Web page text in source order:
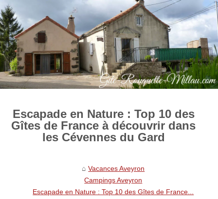
Escapade en Nature : Top 10 des
Gîtes de France à découvrir dans
les Cévennes du Gard
Vacances Aveyron
Campings Aveyron
Escapade en Nature : Top 10 des Gîtes de France...